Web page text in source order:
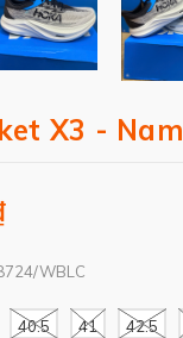
X3 - Nam
WBLC
40.5 41 42.5